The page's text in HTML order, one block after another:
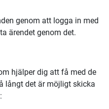
genom att logga in med
ärendet genom det.
hjälper dig att få med de
långt det är möjligt skicka